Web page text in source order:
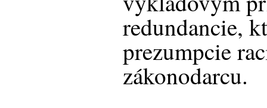
redundancie,
prezumpcie
zákonodarcu.